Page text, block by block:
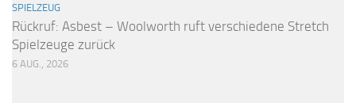
SPIELZEUG
Rückruf: Asbest – Woolworth ruft verschiedene Stretch
Spielzeuge zurück
6 AUG., 2026